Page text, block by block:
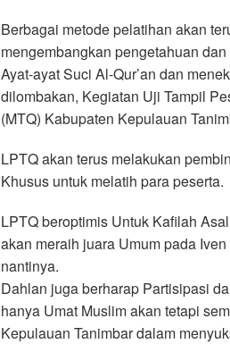
Berbagai metode pelatihan akan
mengembangkan pengetahuan
Ayat-ayat Suci Al-Qur’an dan
dilombakan, Kegiatan Uji Tampil
(MTQ) Kabupaten Kepulauan
LPTQ akan terus melakukan
Khusus untuk melatih para peserta.
LPTQ beroptimis Untuk Kafilah
akan meraih juara Umum pada
nantinya.
Dahlan juga berharap Partisipasi
hanya Umat Muslim akan tetapi
Kepulauan Tanimbar dalam